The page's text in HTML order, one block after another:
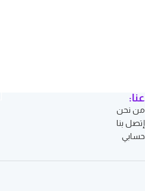
عنا:
من نحن
إتصل بنا
حسابي